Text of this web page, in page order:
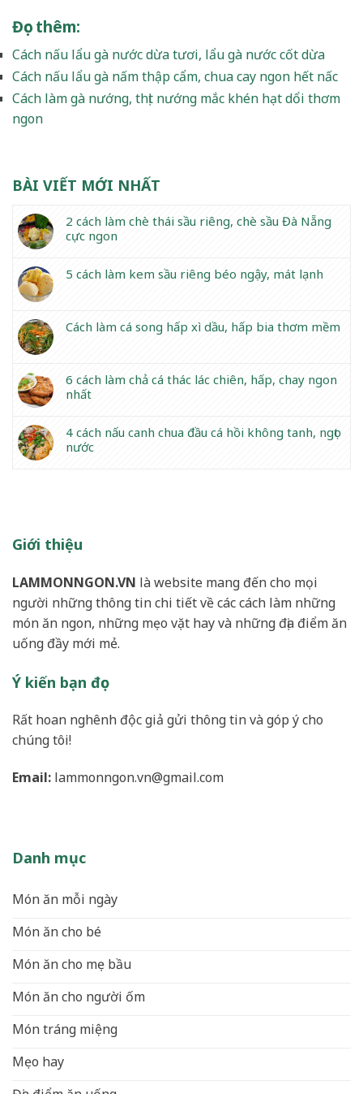
BÀI VIẾT MỚI NHẤT
2 cách làm chè thái sầu riêng, chè sầu Đà Nẵng
cực ngon
5 cách làm kem sầu riêng béo ngậy, mát lạnh
Cách làm cá song hấp xì dầu, hấp bia thơm mềm
6 cách làm chả cá thác lác chiên, hấp, chay ngon
nhất
4 cách nấu canh chua đầu cá hồi không tanh, ngọt
nước
Đọc thêm:
Cách nấu lẩu gà nước dừa tươi, lẩu gà nước cốt dừa
Cách nấu lẩu gà nấm thập cẩm, chua cay ngon hết nấc
Cách làm gà nướng, thịt nướng mắc khén hạt dổi thơm
ngon
Giới thiệu
LAMMONNGON.VN là website mang đến cho mọi
người những thông tin chi tiết về các cách làm những
món ăn ngon, những mẹo vặt hay và những địa điểm ăn
uống đầy mới mẻ.
Ý kiến bạn đọc
Rất hoan nghênh độc giả gửi thông tin và góp ý cho
chúng tôi!
Email: lammonngon.vn@gmail.com
Danh mục
Món ăn mỗi ngày
Món ăn cho bé
Món ăn cho mẹ bầu
Món ăn cho người ốm
Món tráng miệng
Mẹo hay